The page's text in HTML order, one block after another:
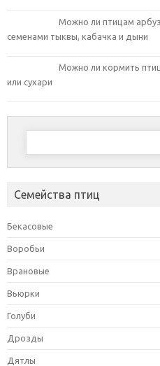
Можно ли птицам
семенами тыквы, кабачка и дыни
Можно ли кормить
или сухари
Найти:
Семейства птиц
Бекасовые
Воробьи
Врановые
Вьюрки
Голуби
Дрозды
Дятлы